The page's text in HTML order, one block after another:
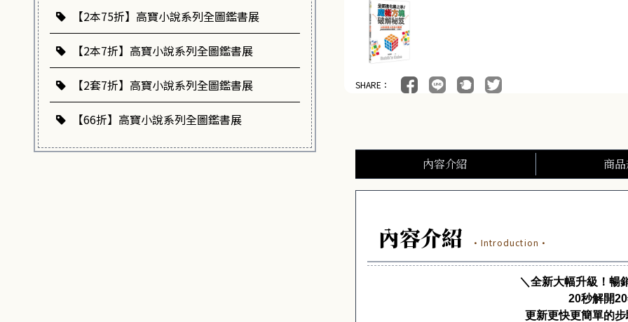
【2本75折】高寶小說系列全圖鑑書展
【2本7折】高寶小說系列全圖鑑書展
【2套7折】高寶小說系列全圖鑑書展
【66折】高寶小說系列全圖鑑書展
SHARE：
內容介紹 商
內容介紹 ·Introduction·
＼全新大幅升級！暢
20秒解開20
更新更快更簡單的